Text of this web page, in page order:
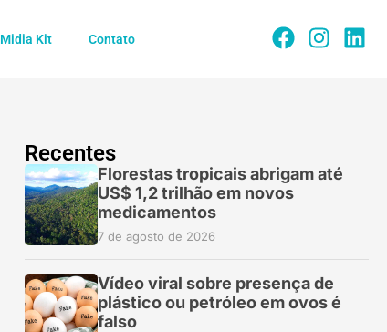
Midia Kit Contato
Recentes
Florestas tropicais abrigam até
US$ 1,2 trilhão em novos
medicamentos
7 de agosto de 2026
Vídeo viral sobre presença de
plástico ou petróleo em ovos é
falso